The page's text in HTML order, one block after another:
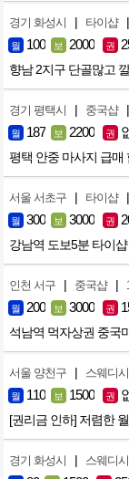
경기 화성시 | 타이샵 |
월 100 보 2000 권
향남 2지구 단골많고
경기 평택시 | 중국샵 |
월 187 보 2200 권
평택 안중 마사지 급매
서울 서초구 | 타이샵 |
월 300 보 3000 권
강남역 도보5분 타이
인천 서구 | 중국샵 |
월 200 보 3000 권
석남역 먹자상권 중국
서울 양천구 | 스웨디시
월 110 보 1500 권
[권리금 인하] 저렴한
경기 화성시 | 스웨디시